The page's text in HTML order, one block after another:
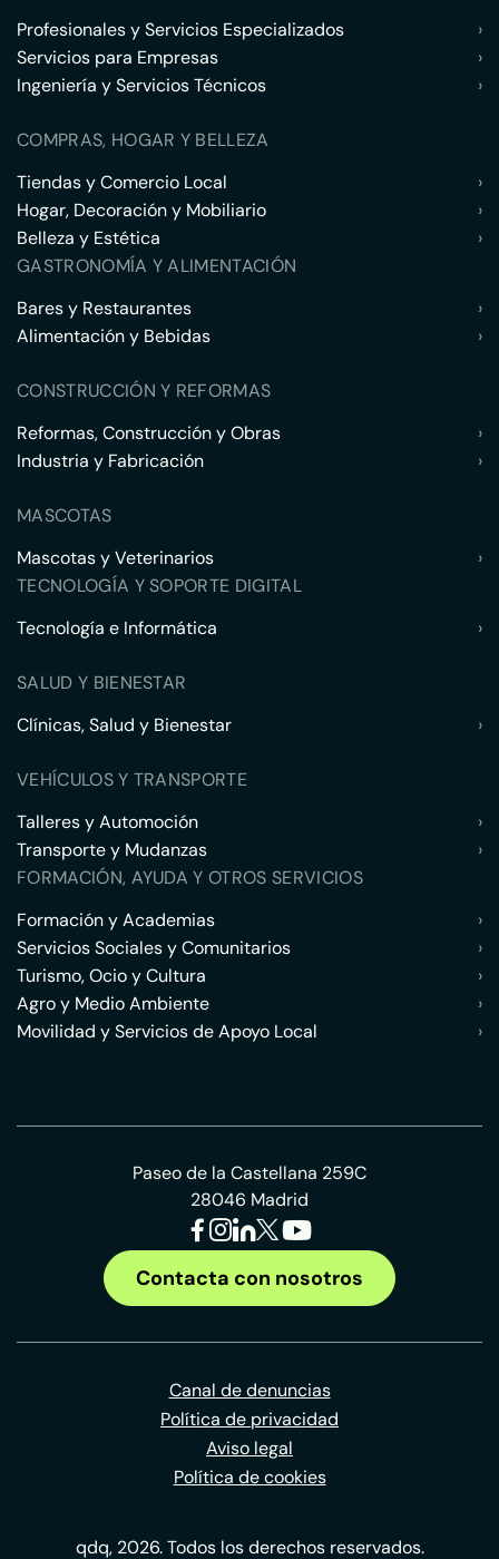
Profesionales y Servicios Especializados
›
Servicios para Empresas
›
Ingeniería y Servicios Técnicos
›
COMPRAS, HOGAR Y BELLEZA
Tiendas y Comercio Local
›
Hogar, Decoración y Mobiliario
›
Belleza y Estética
›
GASTRONOMÍA Y ALIMENTACIÓN
Bares y Restaurantes
›
Alimentación y Bebidas
›
CONSTRUCCIÓN Y REFORMAS
Reformas, Construcción y Obras
›
Industria y Fabricación
›
MASCOTAS
Mascotas y Veterinarios
›
TECNOLOGÍA Y SOPORTE DIGITAL
Tecnología e Informática
›
SALUD Y BIENESTAR
Clínicas, Salud y Bienestar
›
VEHÍCULOS Y TRANSPORTE
Talleres y Automoción
›
Transporte y Mudanzas
›
FORMACIÓN, AYUDA Y OTROS SERVICIOS
Formación y Academias
›
Servicios Sociales y Comunitarios
›
Turismo, Ocio y Cultura
›
Agro y Medio Ambiente
›
Movilidad y Servicios de Apoyo Local
›
Paseo de la Castellana 259C
28046 Madrid
Contacta con nosotros
Canal de denuncias
Política de privacidad
Aviso legal
Política de cookies
qdq, 2026. Todos los derechos reservados.